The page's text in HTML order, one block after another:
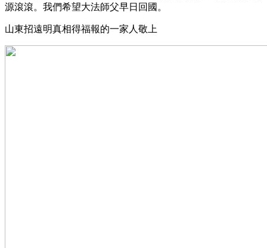
源滾滾。我們希望大法師父早日回國。
山東招遠明真相得福報的一家人敬上